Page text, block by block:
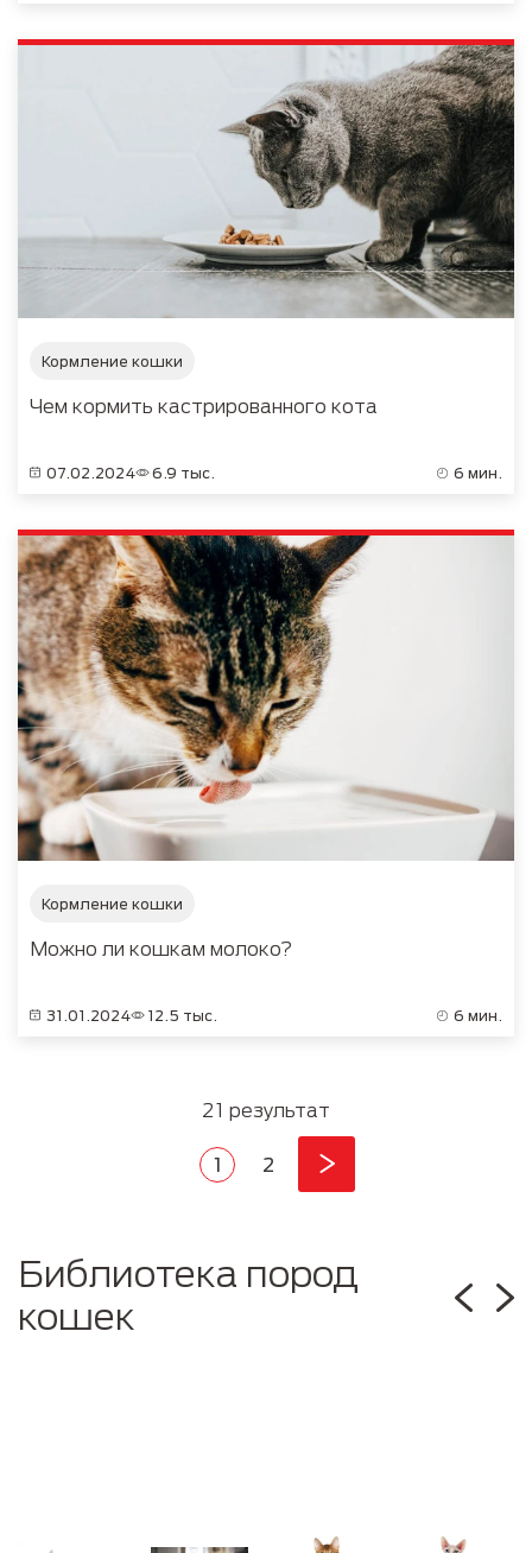
Кормление кошки
Чем кормить кастрированного кота
07.02.2024 6.9 тыс. 6 мин.
Кормление кошки
Можно ли кошкам молоко?
31.01.2024 12.5 тыс. 6 мин.
21 результат
Current page
1 Страница
2
Библиотека пород
кошек